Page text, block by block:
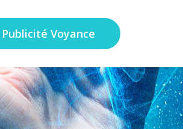
Publicité Voyance